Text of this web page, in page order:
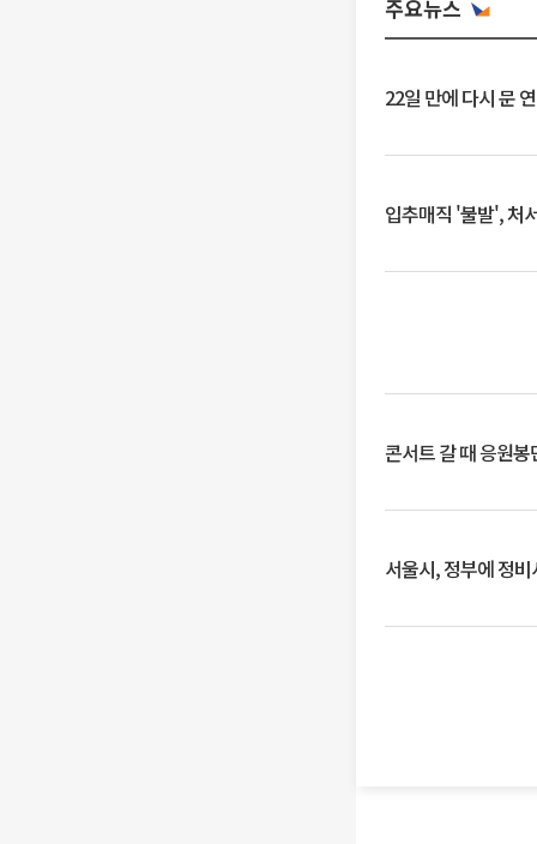
주요뉴스
22일 만에 다시 문
입추매직 '불발', 처
콘서트 갈 때 응원
서울시, 정부에 정